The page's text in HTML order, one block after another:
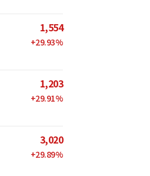
1,554
+29.93%
1,203
+29.91%
3,020
+29.89%